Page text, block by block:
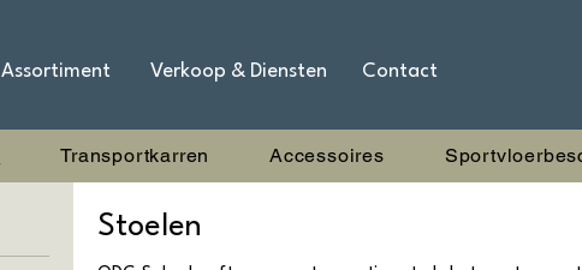
Transportkarren Accessoires
Assortiment Verkoop & Diensten Contact
Stoelen